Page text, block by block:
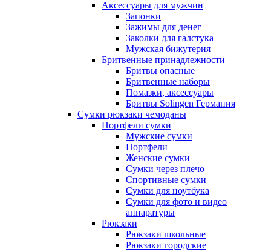
Аксессуары для мужчин
Запонки
Зажимы для денег
Заколки для галстука
Мужская бижутерия
Бритвенные принадлежности
Бритвы опасные
Бритвенные наборы
Помазки, аксессуары
Бритвы Solingen Германия
Сумки рюкзаки чемоданы
Портфели сумки
Мужские сумки
Портфели
Женские сумки
Сумки через плечо
Спортивные сумки
Сумки для ноутбука
Сумки для фото и видео
аппаратуры
Рюкзаки
Рюкзаки школьные
Рюкзаки городские